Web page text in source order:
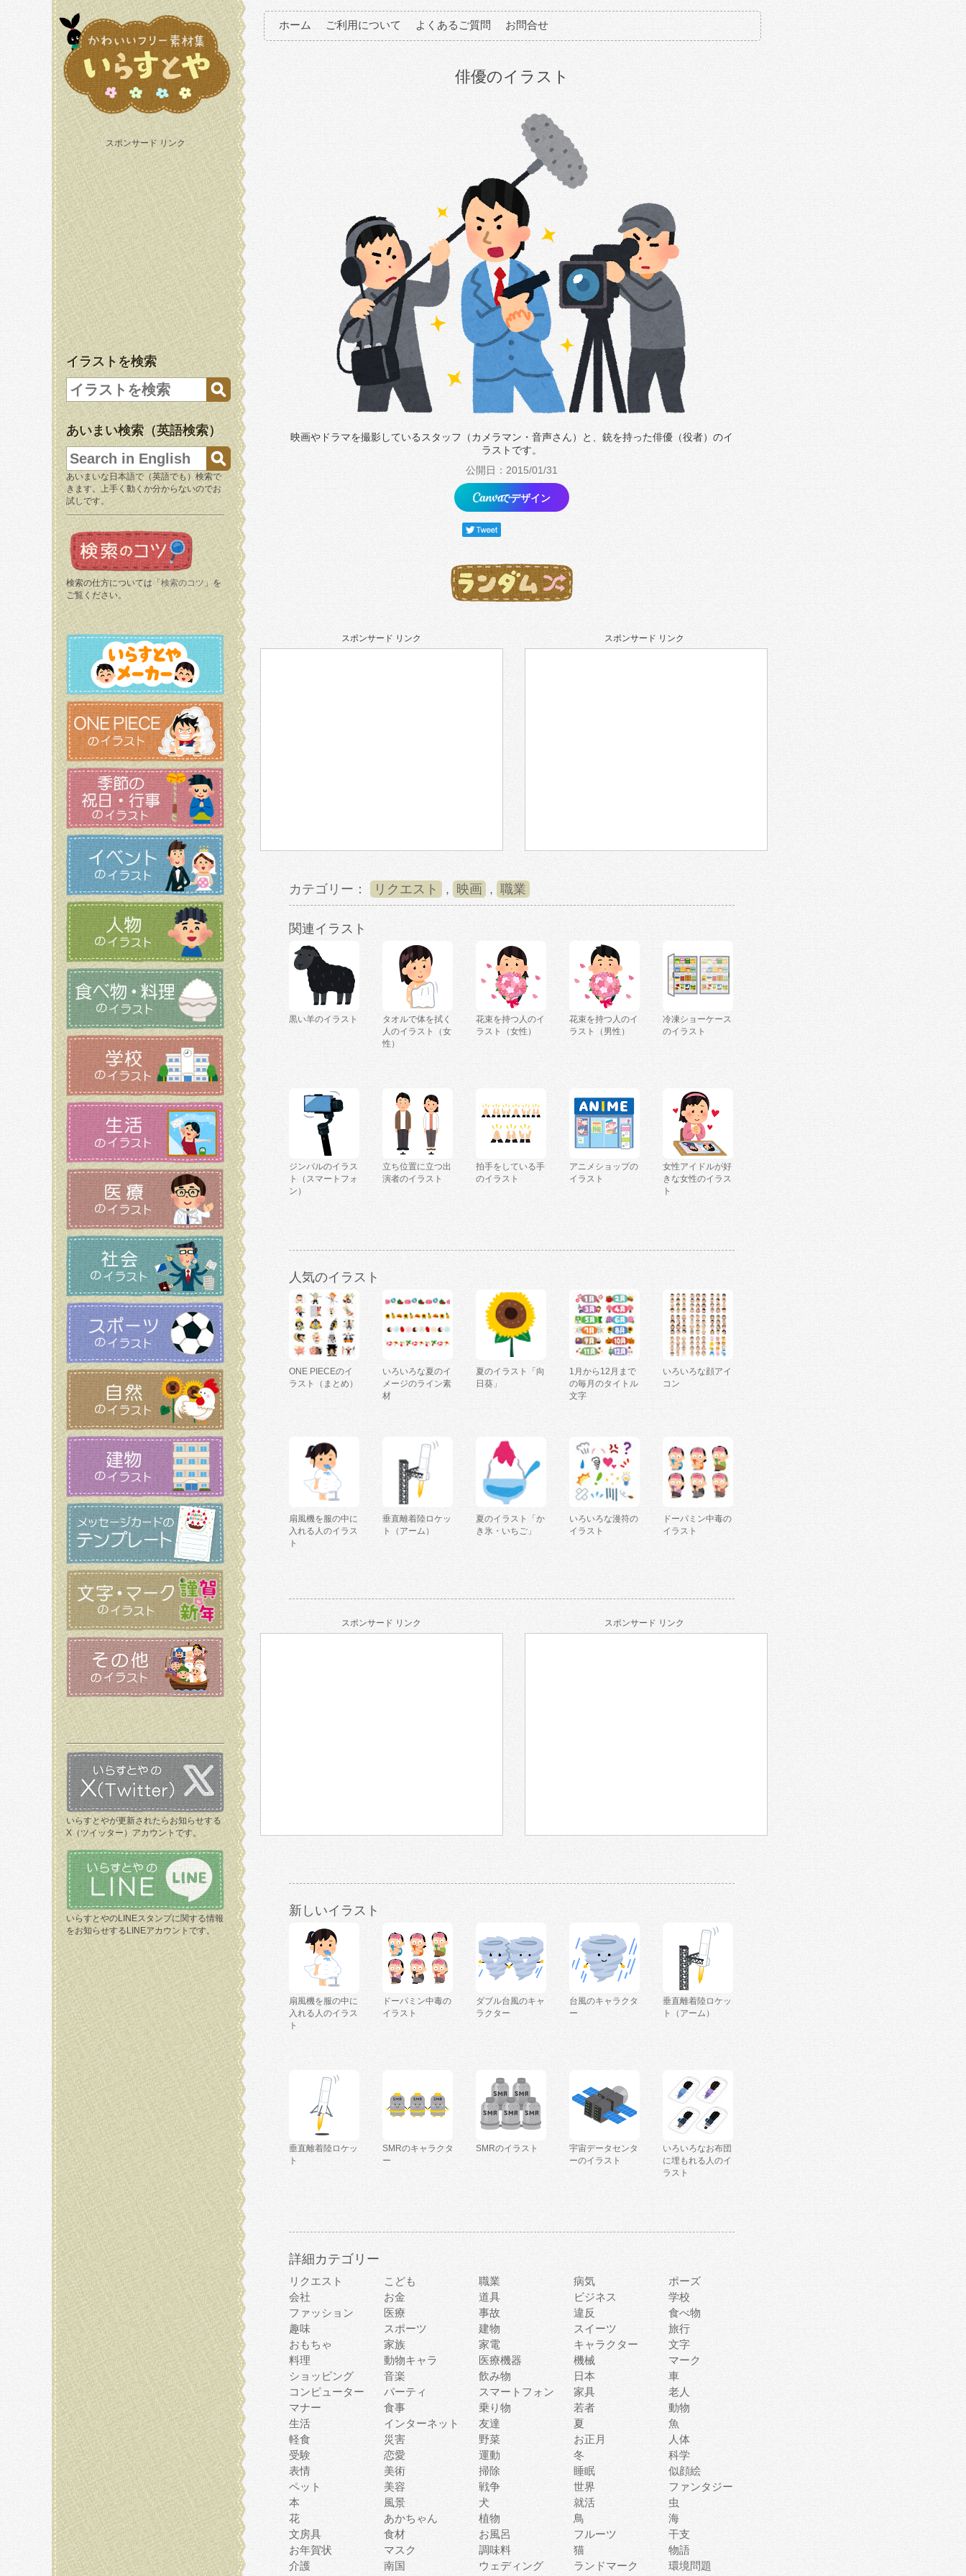
スポンサード リンク
イラストを検索
あいまい検索（英語検索）
あいまいな日本語で（英語でも）検索で
きます。上手く動くか分からないのでお
試しです。
検索の仕方については「 検索のコツ 」を
ご覧ください。
いらすとやが更新されたらお知らせする
X（ツイッター）アカウントです。
いらすとやのLINEスタンプに関する情報
をお知らせするLINEアカウントです。
ホーム ご利用について よくあるご質問 お問合せ
俳優のイラスト
映画やドラマを撮影しているスタッフ（カメラマン・音声さん）と、銃を持った俳優（役者）のイ
ラストです。
公開日：2015/01/31
でデザイン
スポンサード リンク スポンサード リンク
カテゴリー： リクエスト , 映画 , 職業
関連イラスト
黒い羊のイラスト
タオルで体を拭く
人のイラスト（女
性）
花束を持つ人のイ
ラスト（女性）
花束を持つ人のイ
ラスト（男性）
冷凍ショーケース
のイラスト
ジンバルのイラス
ト（スマートフォ
ン）
立ち位置に立つ出
演者のイラスト
拍手をしている手
のイラスト
アニメショップの
イラスト
女性アイドルが好
きな女性のイラス
ト
人気のイラスト
ONE PIECEのイ
ラスト（まとめ）
いろいろな夏のイ
メージのライン素
材
夏のイラスト「向
日葵」
1月から12月まで
の毎月のタイトル
文字
いろいろな顔アイ
コン
扇風機を服の中に
入れる人のイラス
ト
垂直離着陸ロケッ
ト（アーム）
夏のイラスト「か
き氷・いちご」
いろいろな漫符の
イラスト
ドーパミン中毒の
イラスト
スポンサード リンク スポンサード リンク
新しいイラスト
扇風機を服の中に
入れる人のイラス
ト
ドーパミン中毒の
イラスト
ダブル台風のキャ
ラクター
台風のキャラクタ
ー
垂直離着陸ロケッ
ト（アーム）
垂直離着陸ロケッ
ト
SMRのキャラクタ
ー
SMRのイラスト
宇宙データセンタ
ーのイラスト
いろいろなお布団
に埋もれる人のイ
ラスト
詳細カテゴリー
リクエスト こども 職業 病気
ポーズ
会社
お金 道具 ビジネス
学校
ファッション
医療 事故 違反
食べ物
趣味
スポーツ 建物 スイーツ
旅行
おもちゃ
家族 家電 キャラクター
文字
料理
動物キャラ 医療機器 機械
マーク
ショッピング
音楽 飲み物 日本
車
コンピューター
パーティ スマートフォン 家具
老人
マナー
食事 乗り物 若者
動物
生活
インターネット 友達 夏
魚
軽食
災害 野菜 お正月
人体
受験
恋愛 運動 冬
科学
表情
美術 掃除 睡眠
似顔絵
ペット
美容 戦争 世界
ファンタジー
本
風景 犬 就活
虫
花
あかちゃん 植物 鳥
海
文房具
食材 お風呂 フルーツ
干支
お年賀状
マスク 調味料 猫
物語
介護
南国 ウェディング ランドマーク
環境問題